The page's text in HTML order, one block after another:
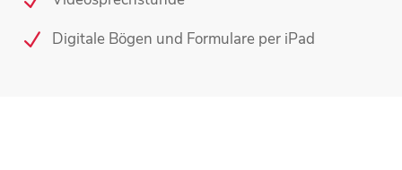
Digitale Bögen und Formulare per iPad